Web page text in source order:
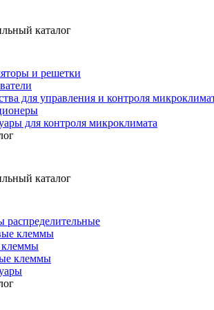
каталог
и решетки
для управления и контроля
для контроля микроклимата
каталог
распределительные
клеммы
клеммы
клеммы